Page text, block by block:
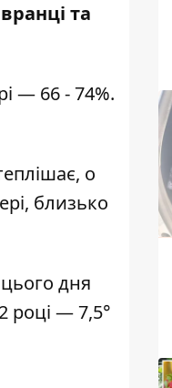
та
— 66 - 74%.
о
близько
дня
році — 7,5°